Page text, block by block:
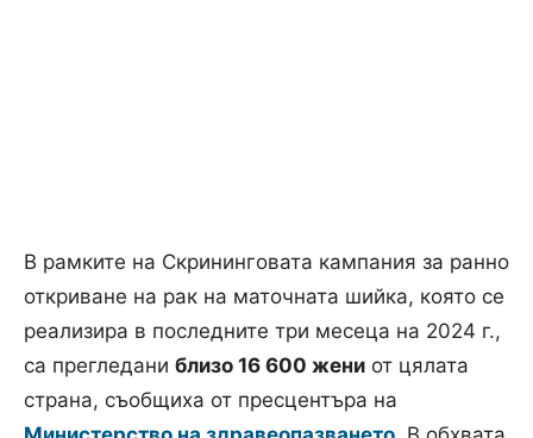
В рамките на Скрининговата кампания за ранно
откриване на рак на маточната шийка, която се
реализира в последните три месеца на 2024 г.,
са прегледани близо 16 600 жени от цялата
страна, съобщиха от пресцентъра на